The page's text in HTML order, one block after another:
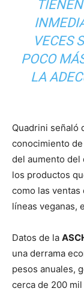
VECES
POCO
LA
Quadrini señaló
conocimiento
del aumento del
los productos
como las
líneas veganas,
Datos de la
una derrama
pesos anuales,
cerca de 200